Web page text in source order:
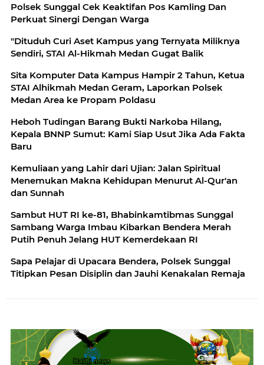
Polsek Sunggal Cek Keaktifan Pos Kamling Dan
Perkuat Sinergi Dengan Warga
"Dituduh Curi Aset Kampus yang Ternyata Miliknya
Sendiri, STAI Al-Hikmah Medan Gugat Balik
Sita Komputer Data Kampus Hampir 2 Tahun, Ketua
STAI Alhikmah Medan Geram, Laporkan Polsek
Medan Area ke Propam Poldasu
Heboh Tudingan Barang Bukti Narkoba Hilang,
Kepala BNNP Sumut: Kami Siap Usut Jika Ada Fakta
Baru
Kemuliaan yang Lahir dari Ujian: Jalan Spiritual
Menemukan Makna Kehidupan Menurut Al-Qur'an
dan Sunnah
Sambut HUT RI ke-81, Bhabinkamtibmas Sunggal
Sambang Warga Imbau Kibarkan Bendera Merah
Putih Penuh Jelang HUT Kemerdekaan RI
Sapa Pelajar di Upacara Bendera, Polsek Sunggal
Titipkan Pesan Disiplin dan Jauhi Kenakalan Remaja